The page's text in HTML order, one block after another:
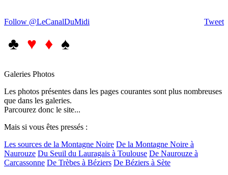
Tweet
Follow @LeCanalDuMidi
♣ ♥ ♦ ♠
Galeries Photos
Les photos présentes dans les pages courantes sont plus nombreuses
que dans les galeries.
Parcourez donc le site...
Mais si vous êtes pressés :
Les sources de la Montagne Noire De la Montagne Noire à
Naurouze Du Seuil du Lauragais à Toulouse De Naurouze à
Carcassonne De Trèbes à Béziers De Béziers à Sète